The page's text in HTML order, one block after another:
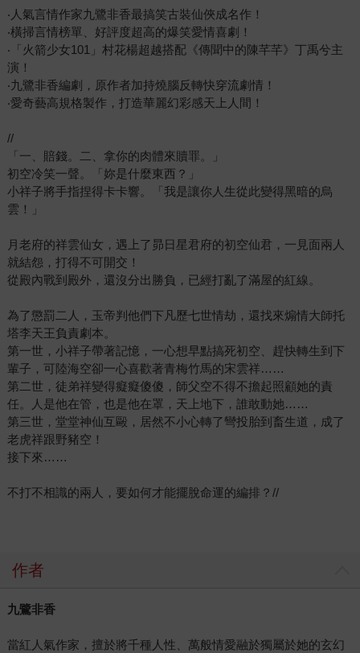
‧人氣言情作家九鷺非香最搞笑古裝仙俠成名作！
‧橫掃言情榜單、好評度超高的爆笑愛情喜劇！
‧「火箭少女101」村花楊超越搭配《傳聞中的陳芊芊》丁禹兮主
演！
‧九鷺非香編劇，原作者加持燒腦反轉快穿流劇情！
‧愛奇藝高規格製作，打造華麗幻彩感天上人間！
//
「一、賠錢。二、拿你的肉體來贖罪。」
初空冷笑一聲。「妳是什麼東西？」
小祥子將手指捏得卡卡響。「我是讓你人生從此變得黑暗的烏
雲！」
月老府的祥雲仙女，遇上了昴日星君府的初空仙君，一見面兩人
就結怨，打得不可開交！
從殿內戰到殿外，還沒分出勝負，已經打亂了滿屋的紅線。
為了懲罰二人，玉帝判他們下凡歷七世情劫，還找來煽情大師托
塔李天王負責劇本。
第一世，小祥子帶著記憶，一心想早點搞死初空、趕快轉生到下
輩子，可陸海空卻一心喜歡著青梅竹馬的宋雲祥……
第二世，徒弟祥變得癡癡傻傻，師父空不得不擔起照顧她的責
任。人是他在管，也是他在罩，天上地下，誰敢動她……
第三世，堂堂神仙互毆，居然不小心轉了彎投胎到畜生道，成了
老虎祥跟野豬空！
接下來……
不打不相識的兩人，要如何才能擺脫命運的編排？//
作者
九鷺非香
當紅人氣作家，擅於將千種人性、萬般情愛融於獨屬於她的玄幻